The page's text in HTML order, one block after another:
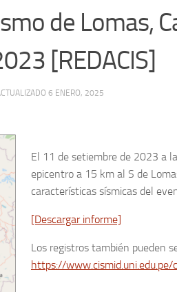
de Lomas,
[REDACIS]
6 ENERO, 2025
El 11 de setiembre de 2023 a
epicentro a 15 km al S de
características sísmicas del
[Descargar informe]
Los registros también pueden
https://www.cismid.uni.edu.pe/